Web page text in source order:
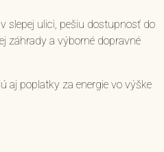
slepej ulici, pešiu dostupnosť do
záhrady a výborné dopravné
aj poplatky za energie vo výške